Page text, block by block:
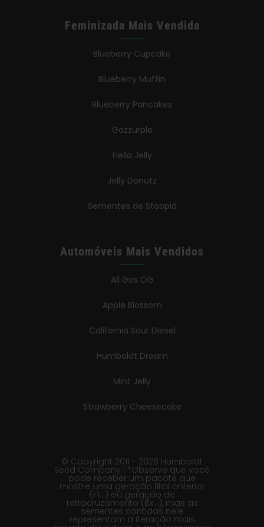
Feminizada Mais Vendida
Blueberry Cupcake
Blueberry Muffin
Blueberry Pancakes
Gazzurple
Hella Jelly
Jelly Donutz
Sementes de Stoopid
Automóveis Mais Vendidos
All Gas OG
Apple Blossom
California Sour Diesel
Humboldt Dream
Mint Jelly
Strawberry Cheesecake
© Copyright 2011 - 2026 Humboldt
Seed Company | *Observe que você
pode receber um pacote que
mostre uma geração filial anterior
(F1…) ou geração de
retrocruzamento (Bx…), mas as
sementes contidas nele
representam a iteração mais